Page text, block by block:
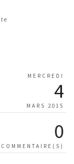
MERCREDI
4
MARS 2015
0
COMMENTAIRE(S)